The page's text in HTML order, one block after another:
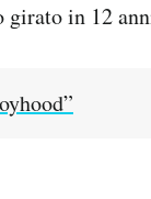
girato in 12